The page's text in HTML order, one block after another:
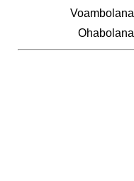
Voambolana
Ohabolana